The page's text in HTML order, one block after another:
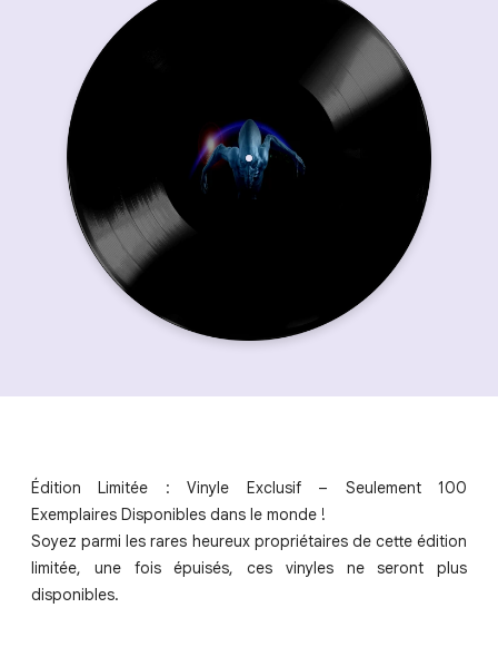
Édition Limitée : Vinyle Exclusif – Seulement 100
Exemplaires Disponibles dans le monde !
Soyez parmi les rares heureux propriétaires de cette édition
limitée, une fois épuisés, ces vinyles ne seront plus
disponibles.